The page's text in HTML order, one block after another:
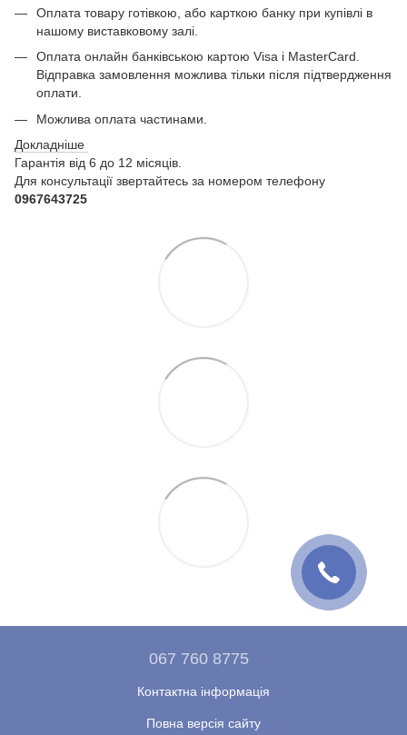
Оплата товару готівкою, або карткою банку при купівлі в
нашому виставковому залі.
Оплата онлайн банківською картою Visa і MasterCard.
Відправка замовлення можлива тільки після підтвердження
оплати.
Можлива оплата частинами.
Докладніше
Гарантія від 6 до 12 місяців.
Для консультації звертайтесь за номером телефону
0967643725
067 760 8775
Контактна інформація
Повна версія сайту